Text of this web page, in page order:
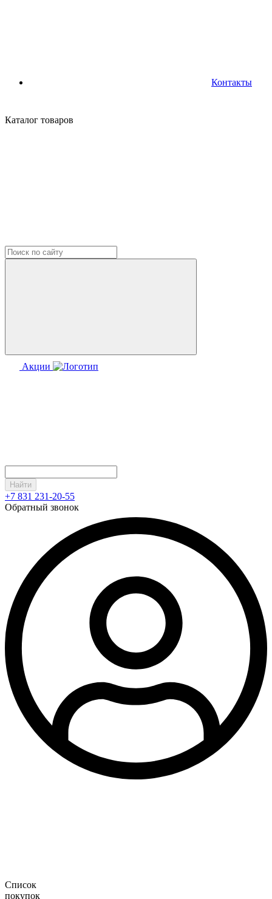
Контакты
Каталог товаров
Акции
Найти
+7 831 231-20-55
Обратный звонок
Список
покупок